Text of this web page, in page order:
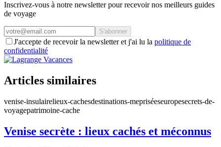
Inscrivez-vous à notre newsletter pour recevoir nos meilleurs guides
de voyage
S'abonner
J'accepte de recevoir la newsletter et j'ai lu la politique de
confidentialité
Articles similaires
venise-insulairelieux-cachesdestinations-mepriséeseuropesecrets-de-
voyagepatrimoine-cache
Venise secrète : lieux cachés et méconnus